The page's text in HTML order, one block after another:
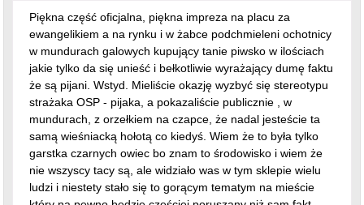
który na pewno będzie częściej poruszany niż sam fakt
pięknego jubileuszu, pięknej formacji.
skomentuj
minusy2
plusy 10
zgłoś
2021-09-13 23:03:54 gość: ~Mieszkaniec
@~do ba
Tylko osp nie ma orzełka na czapce nie myl z ormo nie
ładnie się zachowali starsi Panowie którzy może mieli
ostatnią okazję razem się spotkać na wspólnym święcie
mogli założyć kalesony i udeżać do żabki ale jak trwoga